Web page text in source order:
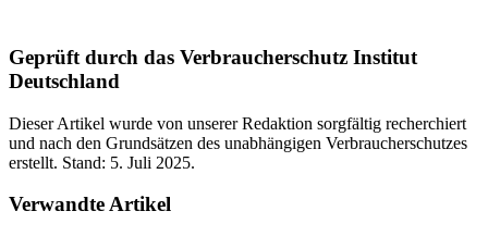
Geprüft durch das Verbraucherschutz Institut
Deutschland
Dieser Artikel wurde von unserer Redaktion sorgfältig recherchiert
und nach den Grundsätzen des unabhängigen Verbraucherschutzes
erstellt. Stand: 5. Juli 2025.
Verwandte Artikel